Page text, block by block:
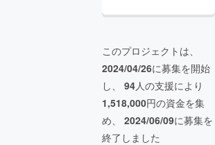
このプロジェクトは、
2024/04/26に募集を開始
し、 94人の支援により
1,518,000円の資金を集
め、 2024/06/09に募集を
終了しました